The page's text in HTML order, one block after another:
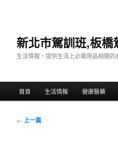
新北市駕訓班,板橋
生活情報，提供生活上必需用品相關
首頁 生活情報 健康醫藥
文
← 上一篇